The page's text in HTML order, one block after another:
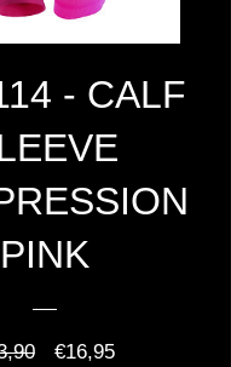
- CALF
PINK
Normale
€16,95Verkoopprijs